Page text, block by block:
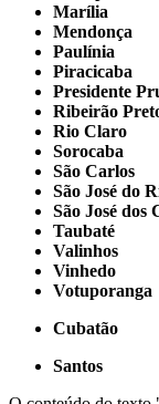
Marília
Mendonça
Paulínia
Piracicaba
Presidente
Ribeirão
Rio Claro
Sorocaba
São Carlos
São José do
São José dos
Taubaté
Valinhos
Vinhedo
Votuporanga
Cubatão
Santos